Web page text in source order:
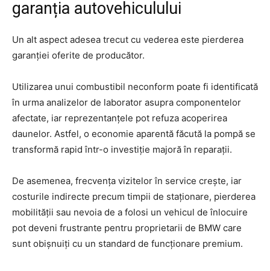
garanția autovehiculului
Un alt aspect adesea trecut cu vederea este pierderea
garanției oferite de producător.
Utilizarea unui combustibil neconform poate fi identificată
în urma analizelor de laborator asupra componentelor
afectate, iar reprezentanțele pot refuza acoperirea
daunelor. Astfel, o economie aparentă făcută la pompă se
transformă rapid într-o investiție majoră în reparații.
De asemenea, frecvența vizitelor în service crește, iar
costurile indirecte precum timpii de staționare, pierderea
mobilității sau nevoia de a folosi un vehicul de înlocuire
pot deveni frustrante pentru proprietarii de BMW care
sunt obișnuiți cu un standard de funcționare premium.